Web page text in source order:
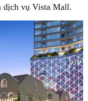
dịch vụ Vista Mall.